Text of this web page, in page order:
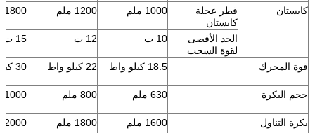
كابستان
قطر عجلة
كابستان
1000 ملم 1200 ملم 1800 ملم
الحد الأقصى
لقوة السحب
10 ت 12 ت 15 ت
قوة المحرك 18.5 كيلو واط 22 كيلو واط 30 كيلو واط
حجم البكرة 630 ملم 800 ملم 1000 ملم
بكرة التناول 1600 ملم 1800 ملم 2000 ملم